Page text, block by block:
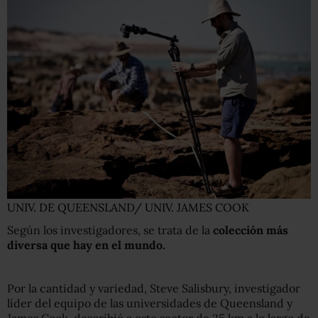
UNIV. DE QUEENSLAND/ UNIV. JAMES COOK
Según los investigadores, se trata de la colección más
diversa que hay en el mundo.
Por la cantidad y variedad, Steve Salisbury, investigador
líder del equipo de las universidades de Queensland y